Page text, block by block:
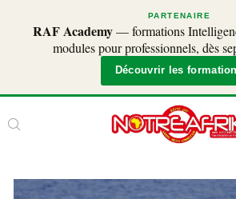
PARTENAIRE
RAF Academy— formations
modules pour professionnels, dès
Découvrir les